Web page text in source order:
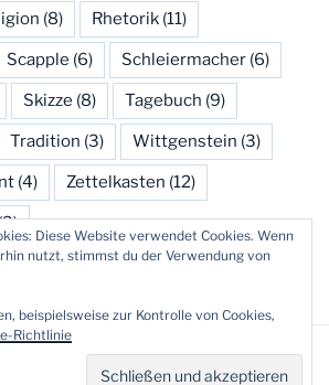
(8) Rhetorik (11)
Scapple (6) Schleiermacher (6)
Skizze (8) Tagebuch (9)
Tradition (3) Wittgenstein (3)
(4) Zettelkasten (12)
Stolz präsentiert von WordPress
Diese Website verwendet Cookies. Wenn
nutzt, stimmst du der Verwendung von
beispielsweise zur Kontrolle von Cookies,
Richtlinie